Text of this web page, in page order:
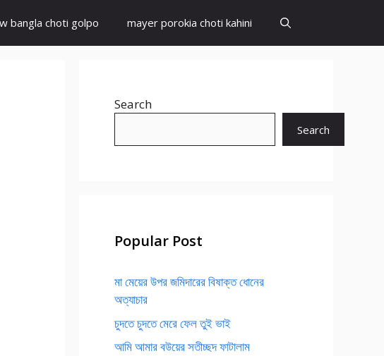
bangla choti golpo mayer porokia choti kahini
Search
Search
Popular Post
মা মেয়ের উপর জমিদারের বিষাক্ত ধোনের
অত্যাচার
চুদতে চুদতে মেরে ফেল তুই ভাই
আমি আমার বউয়ের সতীচ্ছদ ফাটালাম